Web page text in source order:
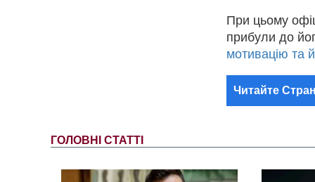
При цьому
прибули до
мотивацію та
Читайте
ГОЛОВНІ СТАТТІ